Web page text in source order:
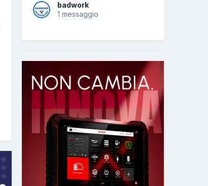
badwork
1 messaggio